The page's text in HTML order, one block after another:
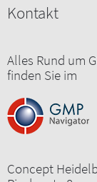
Kontakt
Alles Rund um
finden Sie im
Concept